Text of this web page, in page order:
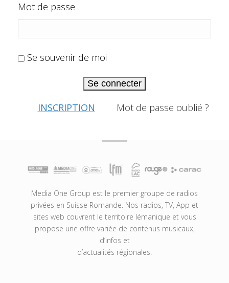
Mot de passe
Se souvenir de moi
Se connecter
INSCRIPTION Mot de passe oublié ?
Media One Group est le premier groupe de radios
privées en Suisse Romande. Nos radios, TV, App et
sites web couvrent le territoire lémanique et vous
propose une offre variée de contenus musicaux,
d’infos et
d’actualités régionales.